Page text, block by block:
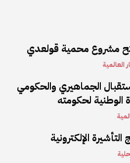
مشروع محمية قولعدي
العالمية
الجماهيري والحكومي
الوطنية لحكومته
الإلكترونية